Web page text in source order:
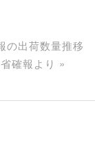
の出荷数量推移
確報より »